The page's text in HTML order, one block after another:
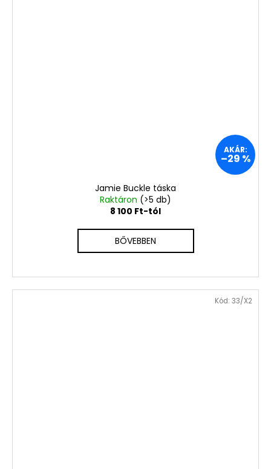
AKÁR:
–29 %
Jamie Buckle táska
Raktáron (>5 db)
8 100 Ft-tól
BŐVEBBEN
Kód: 33/X2